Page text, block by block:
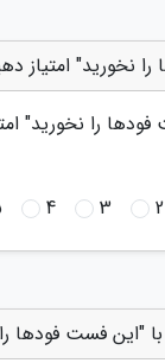
نخورید" امتیاز
را نخورید"
2
3
4
"این فست فودها